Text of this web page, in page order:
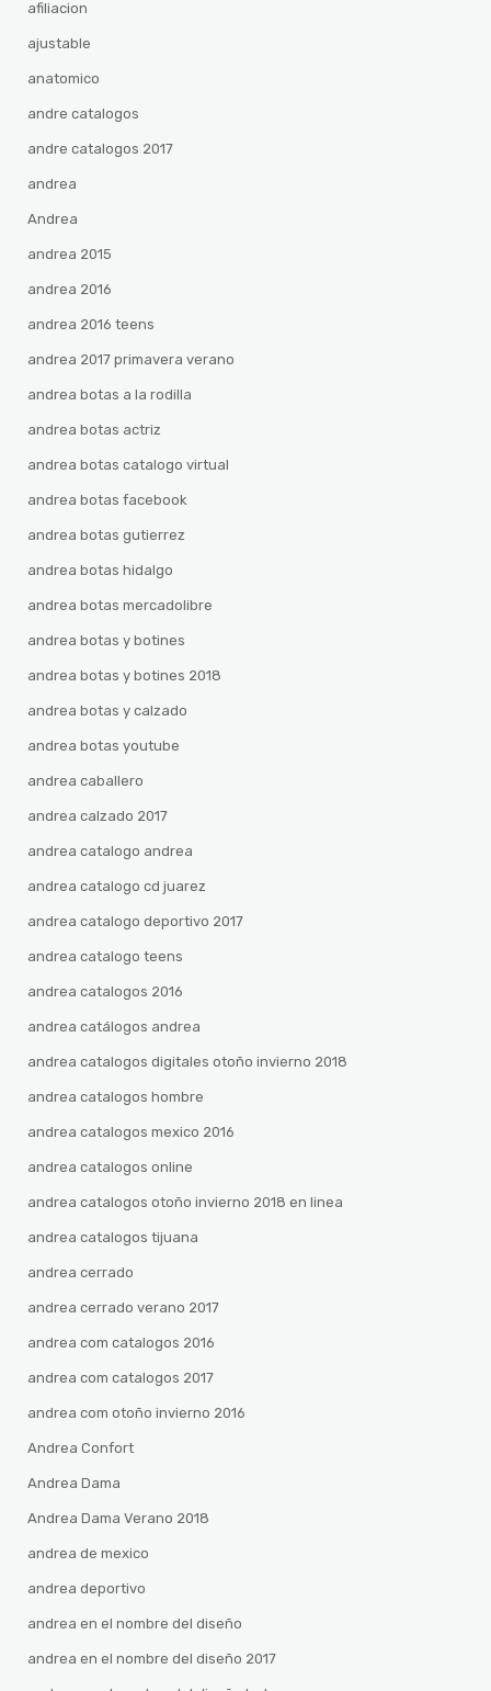
afiliacion
ajustable
anatomico
andre catalogos
andre catalogos 2017
andrea
Andrea
andrea 2015
andrea 2016
andrea 2016 teens
andrea 2017 primavera verano
andrea botas a la rodilla
andrea botas actriz
andrea botas catalogo virtual
andrea botas facebook
andrea botas gutierrez
andrea botas hidalgo
andrea botas mercadolibre
andrea botas y botines
andrea botas y botines 2018
andrea botas y calzado
andrea botas youtube
andrea caballero
andrea calzado 2017
andrea catalogo andrea
andrea catalogo cd juarez
andrea catalogo deportivo 2017
andrea catalogo teens
andrea catalogos 2016
andrea catálogos andrea
andrea catalogos digitales otoño invierno 2018
andrea catalogos hombre
andrea catalogos mexico 2016
andrea catalogos online
andrea catalogos otoño invierno 2018 en linea
andrea catalogos tijuana
andrea cerrado
andrea cerrado verano 2017
andrea com catalogos 2016
andrea com catalogos 2017
andrea com otoño invierno 2016
Andrea Confort
Andrea Dama
Andrea Dama Verano 2018
andrea de mexico
andrea deportivo
andrea en el nombre del diseño
andrea en el nombre del diseño 2017